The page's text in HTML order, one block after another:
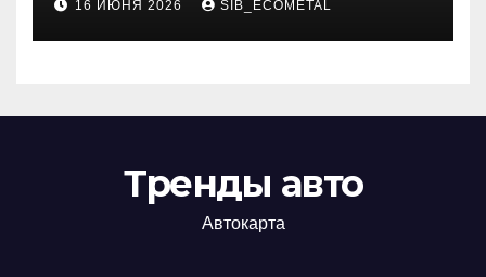
японским моделям
16 ИЮНЯ 2026 SIB_ECOMETAL
Тренды авто
Автокарта